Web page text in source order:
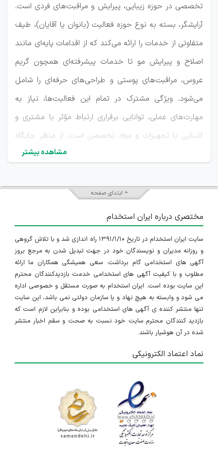
تخصصی در حوزه زیبایی، پیرایش و مراقبت‌های فردی است.
آرایشگر، بسته به نوع حوزه فعالیت (بانوان یا آقایان)، طیف
متفاوتی از خدمات را ارائه می‌کند که از اقدامات پایه‌ای مانند
اصلاح و پیرایش مو تا خدمات پیشرفته‌ای همچون گریم
عروس، مراقبت‌های پوستی و طراحی‌های حرفه‌ای را شامل
می‌شود. ویژگی مشترک در تمام این فعالیت‌ها، نیاز به
مهارت‌های عملی، توانایی برقراری ارتباط مؤثر با مشتری و
آشنایی با تجهیزات و مواد تخصصی است. از منظر جایگاه
سازمانی، اغلب آرایشگران در ساختارهای کوچک و مستقل
در این چارچوب، آن‌ها می‌توانند به‌عنوانصاحب سالن،
نقش نمایند. در سالن‌های بزرگ‌تر، آرایشگران معمولاً
به‌صورت بخش‌ بندی‌ شده سازماندهی می‌شوند؛ به‌عنوان
مثال بخش میکاپ، بخش کوتاهی، بخش خدمات پوست یا
ناخن که هر کدام توسط نیروی متخصص اداره می‌شود.
بررسی کارشناسان ایران استخدام نشان می‌دهد که در
سال‌های اخیر،الگوهای جدید اشتغالدر این حوزه شکل
گرفته است؛ برخی آرایشگران به‌عنوان مربی در آموزشگاه‌های
فنی و حرفه‌ای یا مراکز خصوصی فعالیت می‌کنند و بخشی
سینما دارند. این روند، جایگاه شغلی آرایشگر را از یک حرفه
صرفاً سنتی به یک نقش چندبعدی و پویا ارتقا داده
است. بازار کار آرایشگری بانوان از نظر حجم خدمات و
مشاهده بیشتر
ابتدای صفحه
مختصری درباره ایران استخدام
سایت ایران استخدام در تاریخ ۱۳۹۱/۱/۱۰ راه اندازی شد و با تلاش گروهی
و روزانه مدیران و نویسندگان خود در جهت تبدیل شدن به مرجع بروز
آگهی های استخدامی گام برداشت. سعی همیشگی همکاران ما ارائه
مطلوب و با کیفیت آگهی های استخدامی خدمت بازدیدکنندگان محترم
این سایت بوده است. ایران استخدام به صورت مستقل و خصوصی اداره
می شود و وابسته به هیچ نهاد و یا سازمان دولتی نمی باشد، این سایت
تنها منتشر کننده ی آگهی های استخدامی بوده و بنابراین لازم است که
بازدید کنندگان محترم سایت خود نسبت به صحت و سقم اخبار منتشر
شده در آن هوشیار باشند.
نماد اعتماد الکترونیکی